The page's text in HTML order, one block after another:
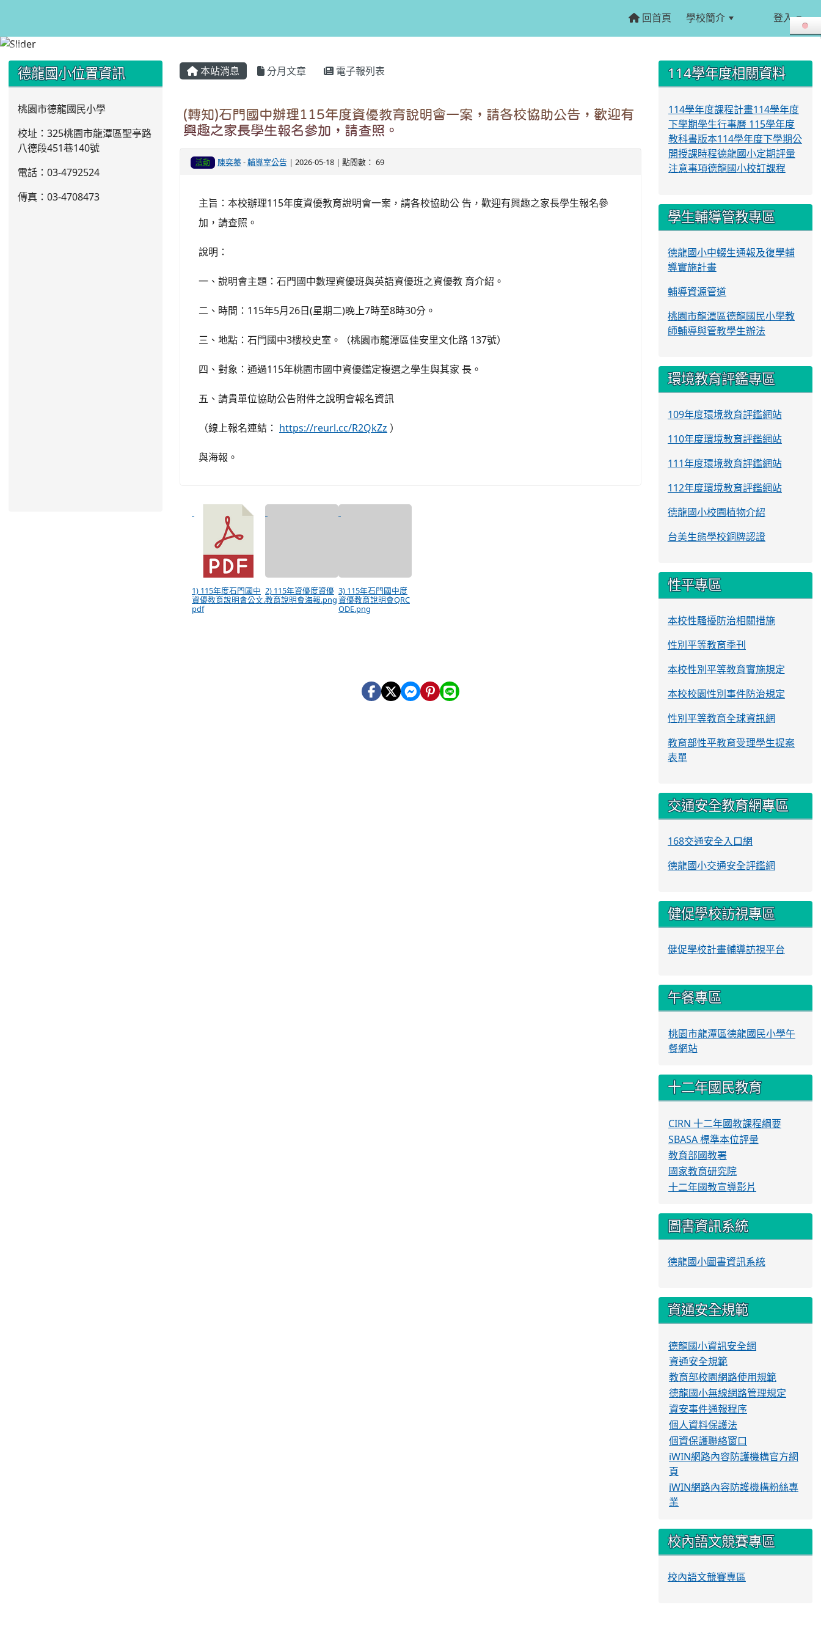
回首頁 學校簡介 登入
本站消息 分月文章 電子報列表
(轉知)石門國中辦理115年度資優教育說明會一案，請各校協助公告，歡迎有
興趣之家長學生報名參加，請查照。
活動 陳奕蓁-輔導室公告 | 2026-05-18 | 點閱數： 69
主旨：本校辦理115年度資優教育說明會一案，請各校協助公 告，歡迎有興趣之家長學生報名參
加，請查照。
說明：
一、說明會主題：石門國中數理資優班與英語資優班之資優教 育介紹。
二、時間：115年5月26日(星期二)晚上7時至8時30分。
三、地點：石門國中3樓校史室。（桃園市龍潭區佳安里文化路 137號）
四、對象：通過115年桃園市國中資優鑑定複選之學生與其家 長。
五、請貴單位協助公告附件之說明會報名資訊
（線上報名連結： https://reurl.cc/R2QkZz ）
與海報。
1) 115年度石門國中
資優教育說明會公文.
pdf
2) 115年資優度資優
教育說明會海報.png
3) 115年石門國中度
資優教育說明會QRC
ODE.png
::: 德龍國小位置資訊
桃園市德龍國民小學
校址：325桃園市龍潭區聖亭路
八德段451巷140號
電話：03-4792524
傳真：03-4708473
::: 114學年度相關資料
114學年度課程計畫114學年度
下學期學生行事曆 115學年度
教科書版本114學年度下學期公
開授課時程德龍國小定期評量
注意事項德龍國小校訂課程
學生輔導管教專區
德龍國小中輟生通報及復學輔
導實施計畫
輔導資源管道
桃園市龍潭區德龍國民小學教
師輔導與管教學生辦法
環境教育評鑑專區
109年度環境教育評鑑網站
110年度環境教育評鑑網站
111年度環境教育評鑑網站
112年度環境教育評鑑網站
德龍國小校園植物介紹
台美生態學校銅牌認證
性平專區
本校性騷擾防治相關措施
性別平等教育季刊
本校性別平等教育實施規定
本校校園性別事件防治規定
性別平等教育全球資訊網
教育部性平教育受理學生提案
表單
交通安全教育網專區
168交通安全入口網
德龍國小交通安全評鑑網
健促學校訪視專區
健促學校計畫輔導訪視平台
午餐專區
桃園市龍潭區德龍國民小學午
餐網站
十二年國民教育
CIRN 十二年國教課程綱要
SBASA 標準本位評量
教育部國教署
國家教育研究院
十二年國教宣導影片
圖書資訊系統
德龍國小圖書資訊系統
資通安全規範
德龍國小資訊安全網
資通安全規範
教育部校園網路使用規範
德龍國小無線網路管理規定
資安事件通報程序
個人資料保護法
個資保護聯絡窗口
iWIN網路內容防護機構官方網
頁
iWIN網路內容防護機構粉絲專
業
校內語文競賽專區
校內語文競賽專區